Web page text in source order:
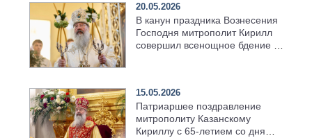
20.05.2026
В канун праздника Вознесения
Господня митрополит Кирилл
совершил всенощное бдение в
15.05.2026
Патриаршее поздравление
митрополиту Казанскому
Кириллу с 65-летием со дня